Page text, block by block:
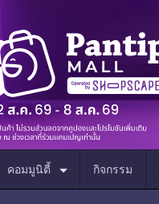
คอมมูนิตี้ กิจกรรม